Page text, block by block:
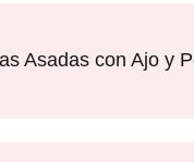
Asadas con Ajo y